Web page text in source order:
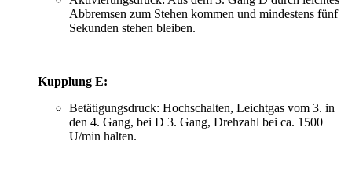
Abbremsen zum Stehen kommen und mindestens fünf
Sekunden stehen bleiben.
Kupplung E:
Betätigungsdruck: Hochschalten, Leichtgas vom 3. in
den 4. Gang, bei D 3. Gang, Drehzahl bei ca. 1500
U/min halten.